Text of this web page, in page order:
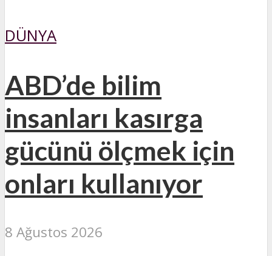
DÜNYA
ABD’de bilim
insanları kasırga
gücünü ölçmek için
onları kullanıyor
8 Ağustos 2026